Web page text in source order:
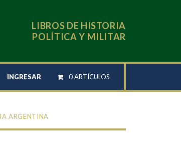
LIBROS DE HISTORIA
POLÍTICA Y MILITAR
INGRESAR 0 ARTÍCULOS
ARGENTINA